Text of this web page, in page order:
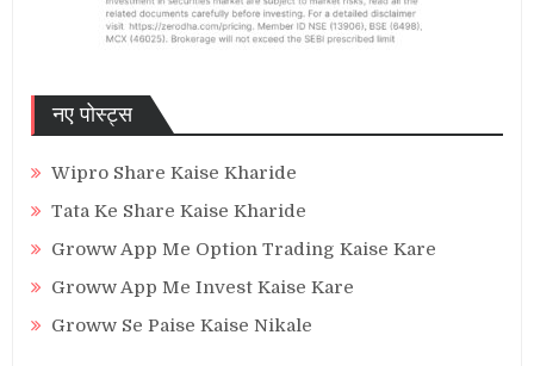
नए पोस्ट्स
Wipro Share Kaise Kharide
Tata Ke Share Kaise Kharide
Groww App Me Option Trading Kaise Kare
Groww App Me Invest Kaise Kare
Groww Se Paise Kaise Nikale